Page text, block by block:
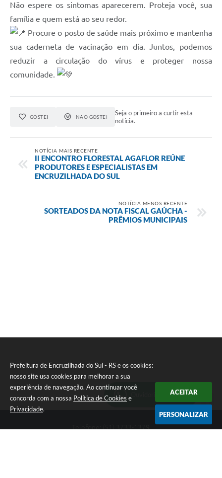
Prefeitura de Encruzilhada do Sul - RS e os cookies:
nosso site usa cookies para melhorar a sua
experiência de navegação. Ao continuar você
concorda com a nossa Política de Cookies e
Privacidade.
ACEITAR
PERSONALIZAR
Não espere os sintomas aparecerem. Proteja você, sua
família e quem está ao seu redor.
Procure o posto de saúde mais próximo e mantenha
sua caderneta de vacinação em dia. Juntos, podemos
reduzir a circulação do vírus e proteger nossa
comunidade.
GOSTEI NÃO GOSTEI
Seja o primeiro a curtir esta
notícia.
NOTÍCIA MAIS RECENTE
II ENCONTRO FLORESTAL AGAFLOR REÚNE
PRODUTORES E ESPECIALISTAS EM
ENCRUZILHADA DO SUL
NOTÍCIA MENOS RECENTE
SORTEADOS DA NOTA FISCAL GAÚCHA -
PRÊMIOS MUNICIPAIS
Ouvidoria Municipal